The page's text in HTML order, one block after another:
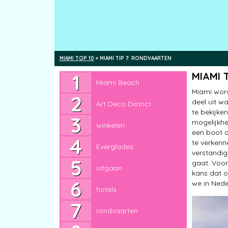
MIAMI TOP 10 » MIAMI TIP 7: RONDVAARTEN
Miami Beach
Art Deco District
winkelen
Everglades
uitgaan
hotels
rondvaarten
Florida Keys
Miami Beach
Art Deco District
winkelen
Everglades
uitgaan
hotels
rondvaarten
MIAMI
Miami
deel uit
te
een boot
te
gaat.
kans dat
we in